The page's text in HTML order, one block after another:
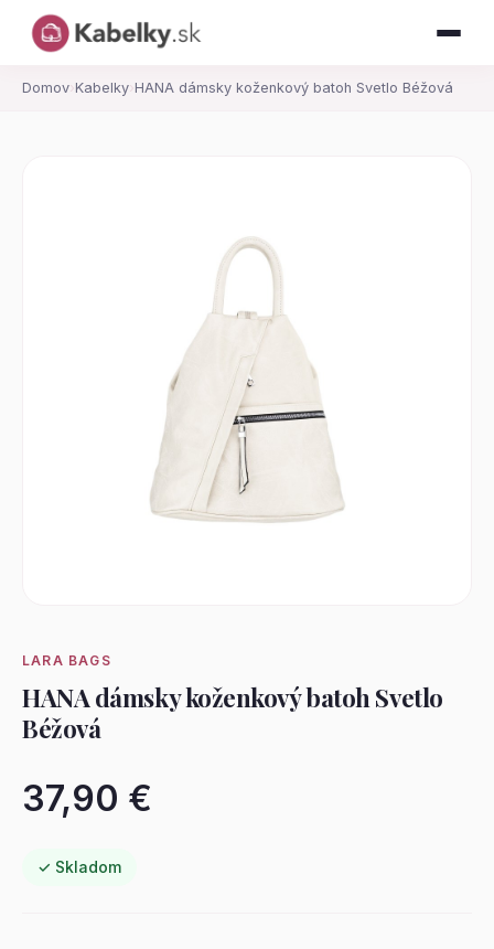
Domov› Kabelky› HANA dámsky koženkový batoh Svetlo Béžová
LARA BAGS
HANA dámsky koženkový batoh Svetlo
Béžová
37,90 €
✓ Skladom